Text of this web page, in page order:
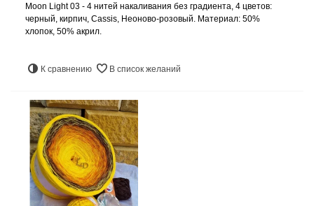
Moon Light 03 - 4 нитей накаливания без градиента, 4 цветов:
черный, кирпич, Cassis, Неоново-розовый. Материал: 50%
хлопок, 50% акрил.
К сравнению В список желаний